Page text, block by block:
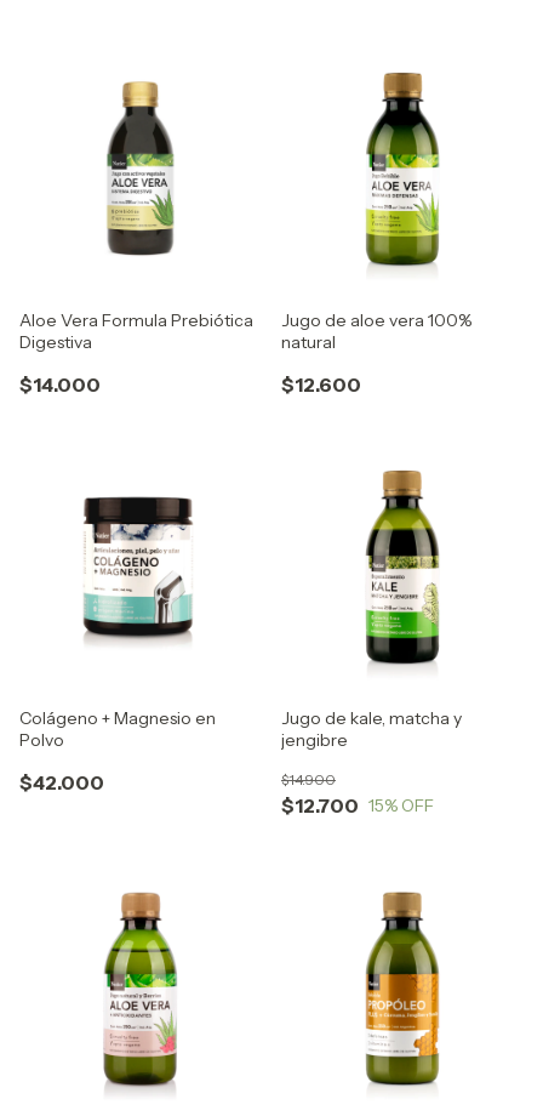
Aloe Vera Formula Prebiótica
Digestiva
$14.000
Jugo de aloe vera 100%
natural
$12.600
Colágeno + Magnesio en
Polvo
$42.000
Jugo de kale, matcha y
jengibre
$12.700
$14.900
15% OFF